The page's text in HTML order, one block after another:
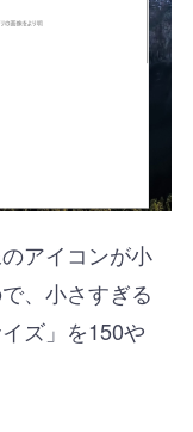
アイコンが小
、小さすぎる
ズ」を150や